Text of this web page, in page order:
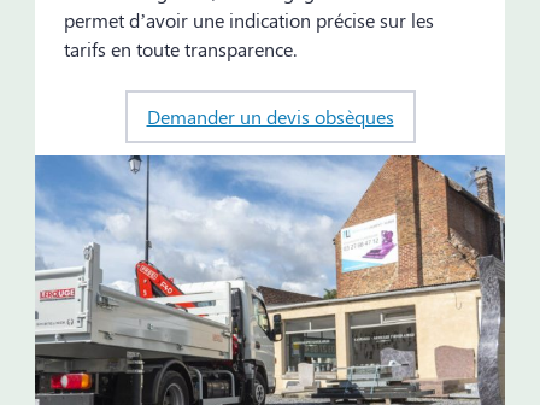
permet d’avoir une indication précise sur les
tarifs en toute transparence.
Demander un devis obsèques